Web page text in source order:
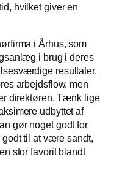
hvilket giver en
i Århus, som
i brug i deres
resultater.
arbejdsflow, men
direktøren. Tænk lige
udbyttet af
gør noget godt for
til at være sandt,
stor favorit blandt